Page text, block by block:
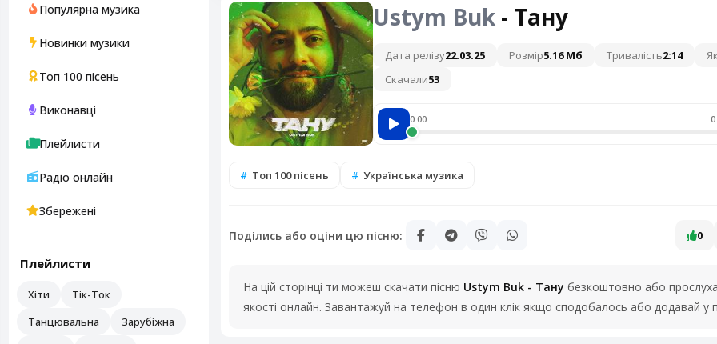
Популярна музика
Новинки музики
Топ 100 пісень
Виконавці
Плейлисти
Радіо онлайн
Збережені
Плейлисти
Хіти
Тік-Ток
Танцювальна
Зарубіжна
Ustym Buk - Тану
Дата релізу22.03.25 Розмір5.16 Мб Тривалість2:14
Скачали53
0:00
Топ 100 пісень Українська музика
Поділись або оціни цю пісню: 0
На цій сторінці ти можеш скачати пісню Ustym Buk - Тану безкоштовно або
якості онлайн. Завантажуй на телефон в один клік якщо сподобалось або додавай у